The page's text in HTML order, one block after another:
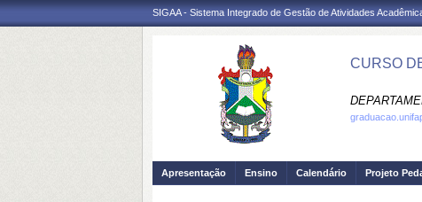
SIGAA - Sistema Integrado de Gestão de Atividades
CURSO
Apresentação Ensino Calendário Projeto